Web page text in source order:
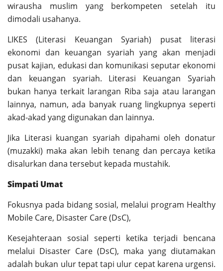
wirausha muslim yang berkompeten setelah itu
dimodali usahanya.
LIKES (Literasi Keuangan Syariah) pusat literasi
ekonomi dan keuangan syariah yang akan menjadi
pusat kajian, edukasi dan komunikasi seputar ekonomi
dan keuangan syariah. Literasi Keuangan Syariah
bukan hanya terkait larangan Riba saja atau larangan
lainnya, namun, ada banyak ruang lingkupnya seperti
akad-akad yang digunakan dan lainnya.
Jika Literasi kuangan syariah dipahami oleh donatur
(muzakki) maka akan lebih tenang dan percaya ketika
disalurkan dana tersebut kepada mustahik.
Simpati Umat
Fokusnya pada bidang sosial, melalui program Healthy
Mobile Care, Disaster Care (DsC),
Kesejahteraan sosial seperti ketika terjadi bencana
melalui Disaster Care (DsC), maka yang diutamakan
adalah bukan ulur tepat tapi ulur cepat karena urgensi.